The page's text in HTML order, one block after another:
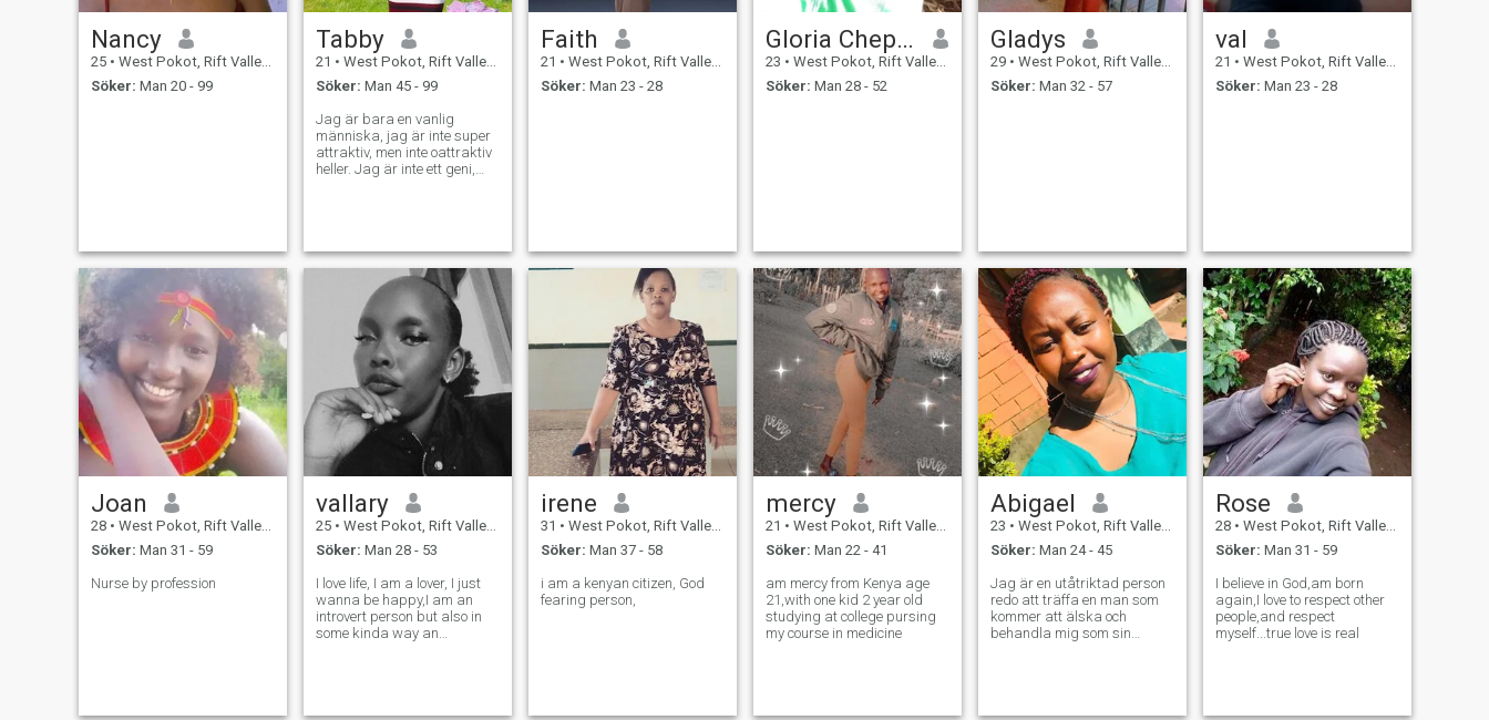
Nancy
25 • West Pokot, Rift Valley, Kenya
Söker: Man 20 - 99
Tabby
21 • West Pokot, Rift Valley, Kenya
Söker: Man 45 - 99
Jag är bara en vanlig
människa, jag är inte super
attraktiv, men inte oattraktiv
heller. Jag är inte ett geni,
stanna hemma Jag försöker
klä mig snyggt, men ibland
kämpar jag med det. Jag är
vänlig i textmeddelanden.
Men jag är blyg i
verkligheten, jag kan vara
fittig, men ibland är jag
tråkig. Jag känner mig
självsäker, men jag har
också ett ögonblick av
osäkerhet, jag är stark men
har också en svaghet. Jag
känner mig lycklig, men
gråter också utan anledning.
folk. Men jag gillar också att
vara ensam.
Faith
21 • West Pokot, Rift Valley, Kenya
Söker: Man 23 - 28
Gloria Chepchumba
23 • West Pokot, Rift Valley, Kenya
Söker: Man 28 - 52
Gladys
29 • West Pokot, Rift Valley, Kenya
Söker: Man 32 - 57
val
21 • West Pokot, Rift Valley, Kenya
Söker: Man 23 - 28
Joan
28 • West Pokot, Rift Valley, Kenya
Söker: Man 31 - 59
Nurse by profession
vallary
25 • West Pokot, Rift Valley, Kenya
Söker: Man 28 - 53
I love life, I am a lover, I just
wanna be happy,I am an
introvert person but also in
some kinda way an
irene
31 • West Pokot, Rift Valley, Kenya
Söker: Man 37 - 58
i am a kenyan citizen, God
fearing person,
mercy
21 • West Pokot, Rift Valley, Kenya
Söker: Man 22 - 41
am mercy from Kenya age
21,with one kid 2 year old
studying at college pursing
my course in medicine
Abigael
23 • West Pokot, Rift Valley, Kenya
Söker: Man 24 - 45
Jag är en utåtriktad person
redo att träffa en man som
kommer att älska och
behandla mig som sin
Rose
28 • West Pokot, Rift Valley, Kenya
Söker: Man 31 - 59
I believe in God,am born
again,I love to respect other
people,and respect
myself...true love is real